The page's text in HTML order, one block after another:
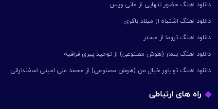
دانلود اهنگ حضور تنهایی از مانی ویس
دانلود اهنگ اشتباه از میلاد باکری
دانلود اهنگ تروما از مستر
دانلود اهنگ بیمار (هوش مصنوعی) از توحید پیری قراقیه
دانلود اهنگ تو باور خیال من (هوش مصنوعی) از محمد علی امینی اسفندارانی
راه های ارتباطی